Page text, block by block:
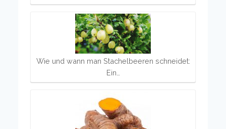
Wie und wann man Stachelbeeren schneidet:
Ein…